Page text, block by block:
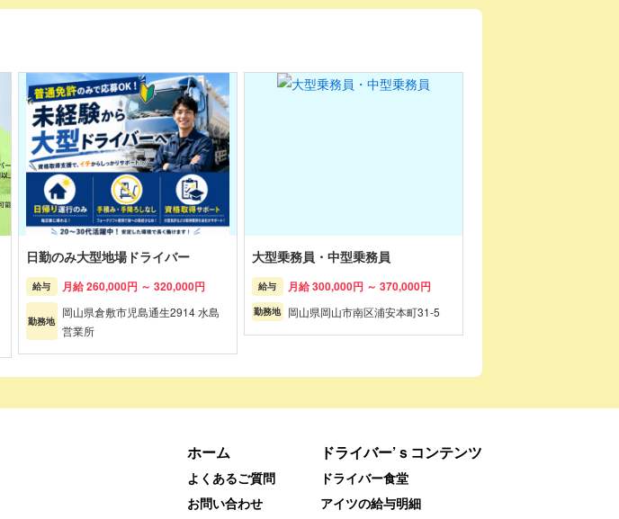
日勤のみ大型地場ドライバー
給与 月給 260,000円 ～ 320,000円
勤務地
岡山県倉敷市児島通生2914 水島
営業所
大型乗務員・中型乗務員
給与 月給 300,000円 ～ 370,000円
勤務地 岡山県岡山市南区浦安本町31-5
ホーム
よくあるご質問
お問い合わせ
ドライバー’ｓコンテンツ
ドライバー食堂
アイツの給与明細